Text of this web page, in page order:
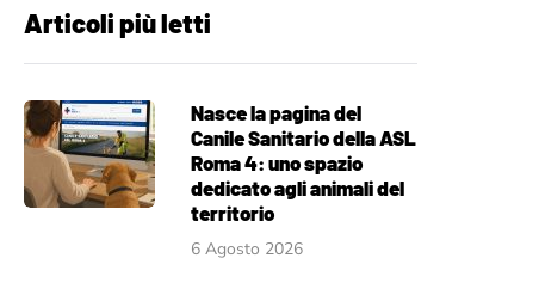
Articoli più letti
Nasce la pagina del
Canile Sanitario della ASL
Roma 4: uno spazio
dedicato agli animali del
territorio
6 Agosto 2026